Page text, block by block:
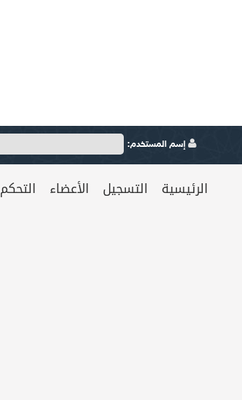
إسم المستخدم:
الرئيسية التسجيل الأعضاء التحكم